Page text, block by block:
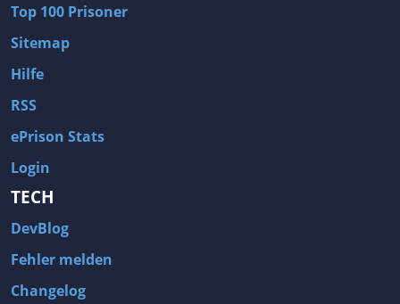
Top 100 Prisoner
Sitemap
Hilfe
RSS
ePrison Stats
Login
TECH
DevBlog
Fehler melden
Changelog